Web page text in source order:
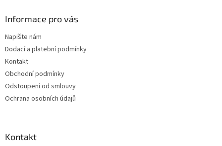
Informace pro vás
Napište nám
Dodací a platební podmínky
Kontakt
Obchodní podmínky
Odstoupení od smlouvy
Ochrana osobních údajů
Kontakt